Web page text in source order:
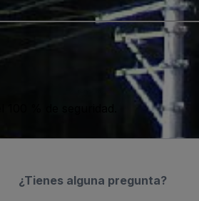
% de seguridad.
¿Tienes alguna pregunta?